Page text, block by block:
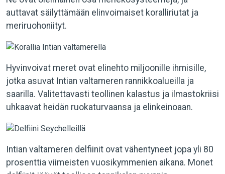
auttavat säilyttämään elinvoimaiset koralliriutat ja
meriruohoniityt.
Hyvinvoivat meret ovat elinehto miljoonille ihmisille,
jotka asuvat Intian valtameren rannikkoalueilla ja
saarilla. Valitettavasti teollinen kalastus ja ilmastokriisi
uhkaavat heidän ruokaturvaansa ja elinkeinoaan.
Intian valtameren delfiinit ovat vähentyneet jopa yli 80
prosenttia viimeisten vuosikymmenien aikana. Monet